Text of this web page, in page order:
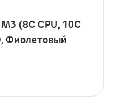
(8C CPU, 10C
Фиолетовый